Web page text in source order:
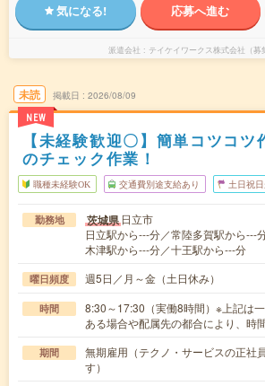
気になる! 応募へ進む
派遣会社 テイケイワークス株式会社（募
未読
NEW
掲載日 2026/08/09
【未経験歓迎〇】簡単コツコツ
のチェック作業！
職種未経験OK 交通費別途支給あり 土日祝
勤務地 茨城県 日立市
日立駅から---分／常陸多賀駅から---
木津駅から---分／十王駅から---分
曜日頻度 週5日／月～金（土日休み）
時間
8:30～17:30（実働8時間）※上記は
ある場合や配属先の都合により、時
期間
無期雇用（テクノ・サービスの正社
す）